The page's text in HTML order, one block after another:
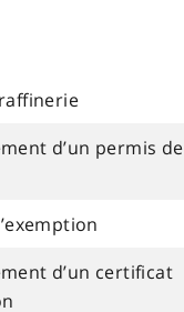
d’un permis de
d’un certificat